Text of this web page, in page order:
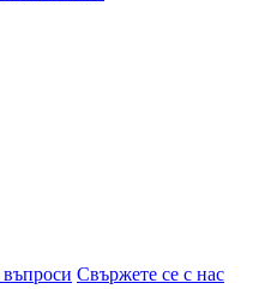
въпроси Свържете се с нас